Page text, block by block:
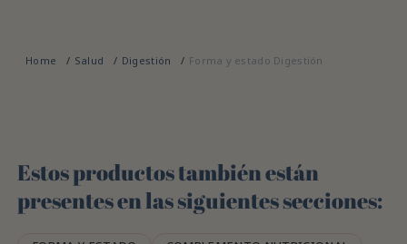
Home Salud Digestión Forma y estado Digestión
Estos productos también están
presentes en las siguientes secciones: